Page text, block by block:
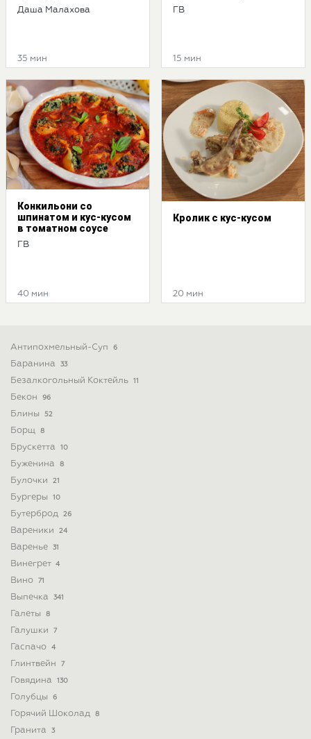
Даша Малахова
35 мин
ГВ
15 мин
Конкильони со
шпинатом и кус-кусом
в томатном соусе
ГВ
40 мин
Кролик с кус-кусом
20 мин
Антипохмельный-Суп 6
Баранина 33
Безалкогольный Коктейль 11
Бекон 96
Блины 52
Борщ 8
Брускетта 10
Буженина 8
Булочки 21
Бургеры 10
Бутерброд 26
Вареники 24
Варенье 31
Винегрет 4
Вино 71
Выпечка 341
Галеты 8
Галушки 7
Гаспачо 4
Глинтвейн 7
Говядина 130
Голубцы 6
Горячий Шоколад 8
Гранита 3